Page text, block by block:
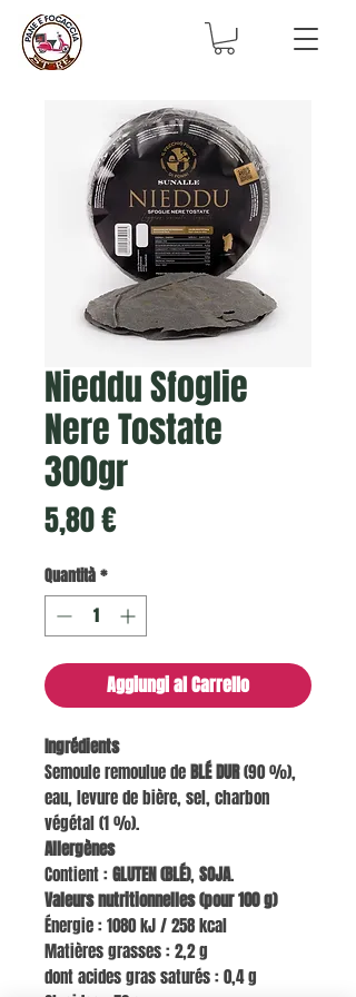
Nieddu Sfoglie
Nere Tostate
300gr
5,80 €Prezzo
Quantità*
Aggiungi al Carrello
Ingrédients
Semoule remoulue deBLÉ DUR(90 %),
eau, levure de bière, sel, charbon
végétal (1 %).
Allergènes
Contient :GLUTEN (BLÉ),SOJA.
Valeurs nutritionnelles (pour 100 g)
Énergie : 1080 kJ / 258 kcal
Matières grasses : 2,2 g
dont acides gras saturés : 0,4 g